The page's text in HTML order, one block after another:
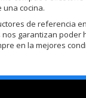
cocina.
de referencia
garantizan poder
en la mejores